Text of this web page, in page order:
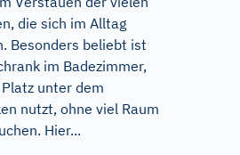
die sich im Alltag
Besonders beliebt ist
im Badezimmer,
unter dem
nutzt, ohne viel Raum
Hier...